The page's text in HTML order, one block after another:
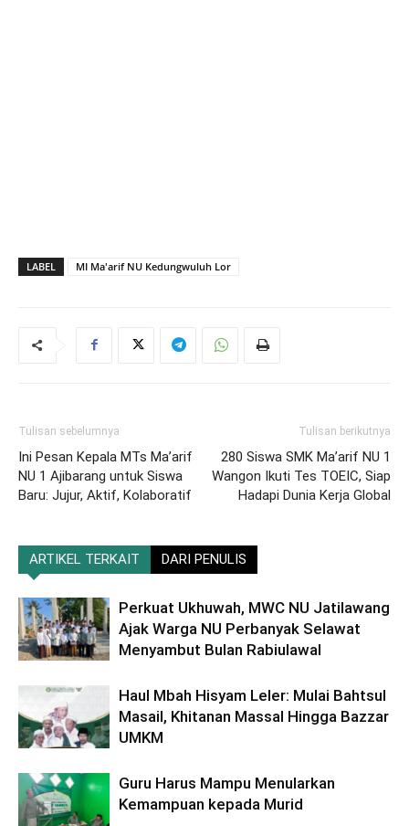
LABEL MI Ma'arif NU Kedungwuluh Lor
Tulisan sebelumnya
Ini Pesan Kepala MTs Ma’arif
NU 1 Ajibarang untuk Siswa
Baru: Jujur, Aktif, Kolaboratif
Tulisan berikutnya
280 Siswa SMK Ma’arif NU 1
Wangon Ikuti Tes TOEIC, Siap
Hadapi Dunia Kerja Global
ARTIKEL TERKAIT DARI PENULIS
Perkuat Ukhuwah, MWC NU Jatilawang
Ajak Warga NU Perbanyak Selawat
Menyambut Bulan Rabiulawal
Haul Mbah Hisyam Leler: Mulai Bahtsul
Masail, Khitanan Massal Hingga Bazzar
UMKM
Guru Harus Mampu Menularkan
Kemampuan kepada Murid